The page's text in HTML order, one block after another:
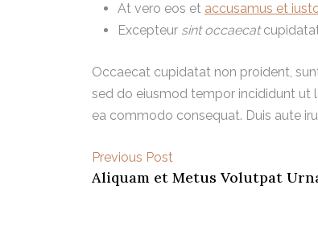
At vero eos et accusamus et
Excepteur sint occaecat
Occaecat cupidatat non proident,
sed do eiusmod tempor incididunt ut
ea commodo consequat. Duis aute
Previous Post
Aliquam et Metus Volutpat